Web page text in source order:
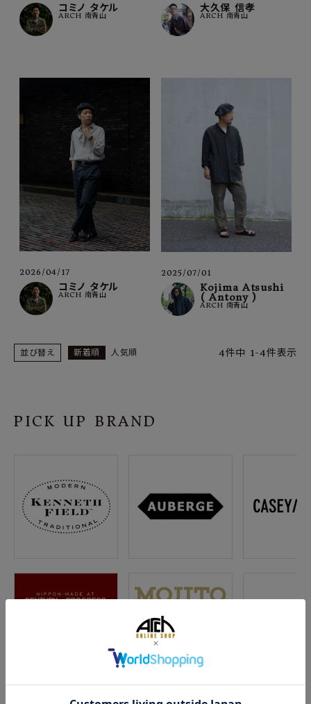
meeting_room ログイン 会員登録
コミノ タケル
ARCH 南青山
大久保 信孝
ARCH 南青山
2026/04/17
コミノ タケル
ARCH 南青山
2025/07/01
Kojima Atsushi
( Antony )
ARCH 南青山
並び替え 新着順 人気順 4件中 1-4件表示
PICK UP BRAND